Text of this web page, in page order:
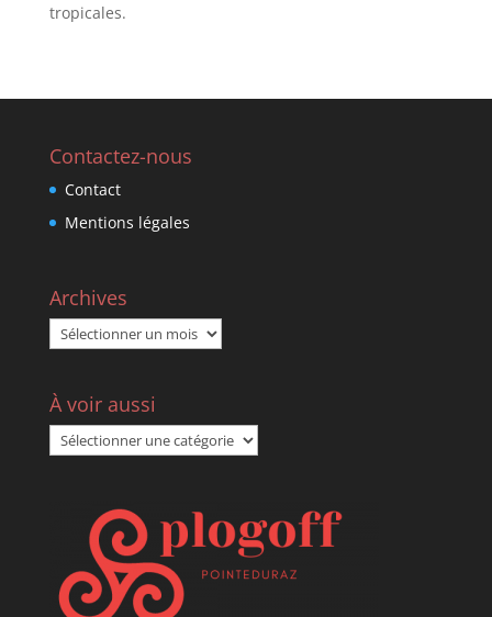
tropicales.
Contactez-nous
Contact
Mentions légales
Archives
Archives
À voir aussi
voir